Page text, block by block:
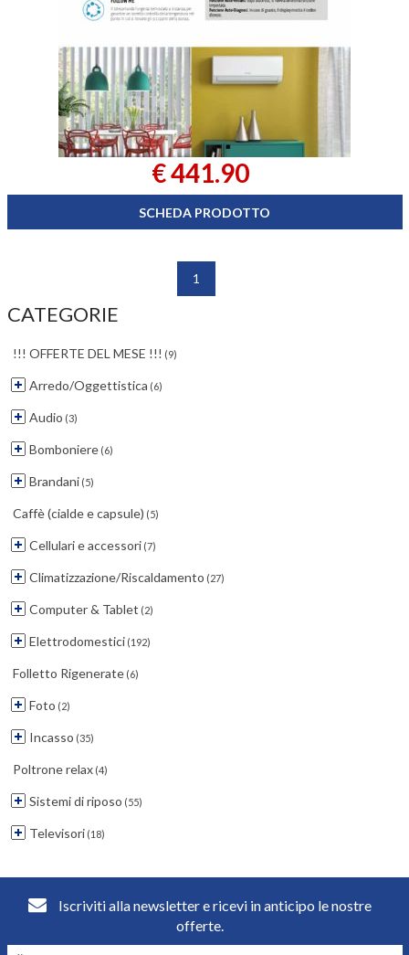
€ 441.90
SCHEDA PRODOTTO
1
CATEGORIE
!!! OFFERTE DEL MESE !!! (9)
Arredo/Oggettistica (6)
Audio (3)
Bomboniere(6)
Brandani(5)
Caffè (cialde e capsule) (5)
Cellulari e accessori(7)
Climatizzazione/Riscaldamento (27)
Computer & Tablet (2)
Elettrodomestici(192)
Folletto Rigenerate(6)
Foto (2)
Incasso (35)
Poltrone relax(4)
Sistemi di riposo (55)
Televisori(18)
Iscriviti alla newsletter e ricevi in anticipo le nostre
offerte.